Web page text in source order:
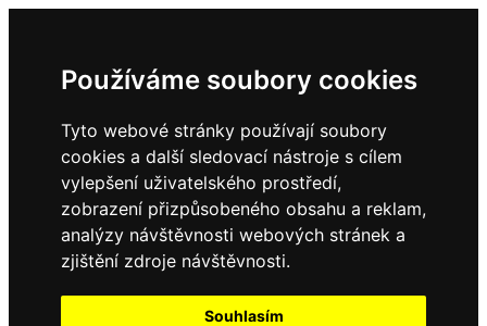
Používáme soubory cookies
Tyto webové stránky používají soubory
cookies a další sledovací nástroje s cílem
vylepšení uživatelského prostředí,
zobrazení přizpůsobeného obsahu a reklam,
analýzy návštěvnosti webových stránek a
zjištění zdroje návštěvnosti.
Souhlasím